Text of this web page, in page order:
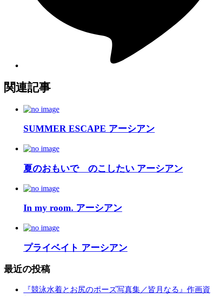
関連記事
SUMMER ESCAPE アーシアン
夏のおもいで のこしたい アーシアン
In my room. アーシアン
プライベイト アーシアン
最近の投稿
『競泳水着とお尻のポーズ写真集／皆月なる』作画資